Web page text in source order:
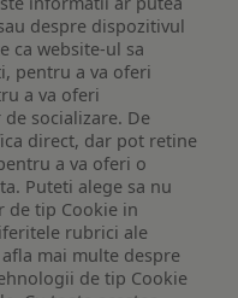
despre dispozitivul
ca website-ul sa
pentru a va oferi
a va oferi
socializare. De
direct, dar pot retine
a va oferi o
Puteti alege sa nu
de tip Cookie in
rubrici ale
mai multe despre
de tip Cookie